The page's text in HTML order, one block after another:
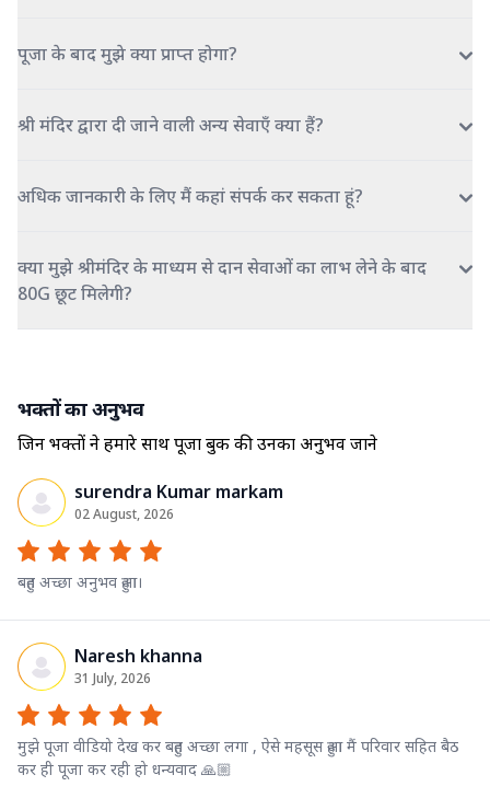
पूजा के बाद मुझे क्या प्राप्त होगा?
श्री मंदिर द्वारा दी जाने वाली अन्य सेवाएँ क्या हैं?
अधिक जानकारी के लिए मैं कहां संपर्क कर सकता हूं?
क्या मुझे श्रीमंदिर के माध्यम से दान सेवाओं का लाभ लेने के बाद
80G छूट मिलेगी?
भक्तों का अनुभव
जिन भक्तों ने हमारे साथ पूजा बुक की उनका अनुभव जाने
surendra Kumar markam
02 August, 2026
बहुत अच्छा अनुभव हुआ।
Naresh khanna
31 July, 2026
मुझे पूजा वीडियो देख कर बहुत अच्छा लगा , ऐसे महसूस हुआ मैं परिवार सहित बैठ
कर ही पूजा कर रही हो धन्यवाद 🙏🏼